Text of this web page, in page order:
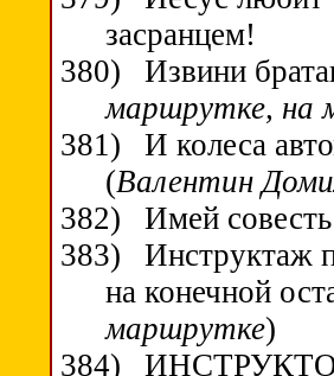
засранцем!
380)
Извини
маршрутке, на
381)
И колеса
(Валентин
382)
Имей
383)
Инструктаж
на конечной
маршрутке)
384)